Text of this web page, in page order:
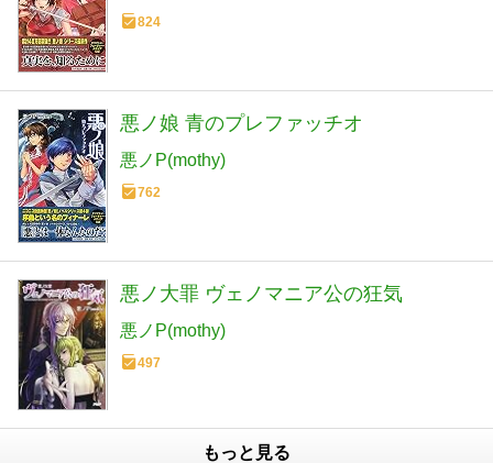
824
悪ノ娘 青のプレファッチオ
悪ノP(mothy)
762
悪ノ大罪 ヴェノマニア公の狂気
悪ノP(mothy)
497
もっと見る